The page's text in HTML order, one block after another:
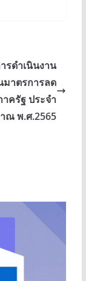
รดำเนินงาน
มาตรการลด
ครัฐ ประจำ
ณ พ.ศ.2565